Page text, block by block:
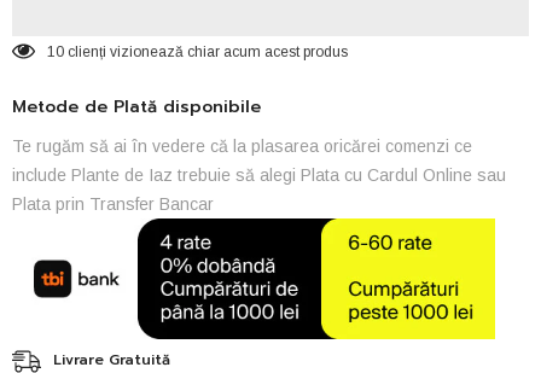
10 clienți vizionează chiar acum acest produs
Metode de Plată disponibile
Te rugăm să ai în vedere că la plasarea oricărei comenzi ce
include Plante de Iaz trebuie să alegi Plata cu Cardul Online sau
Plata prin Transfer Bancar
Livrare Gratuită